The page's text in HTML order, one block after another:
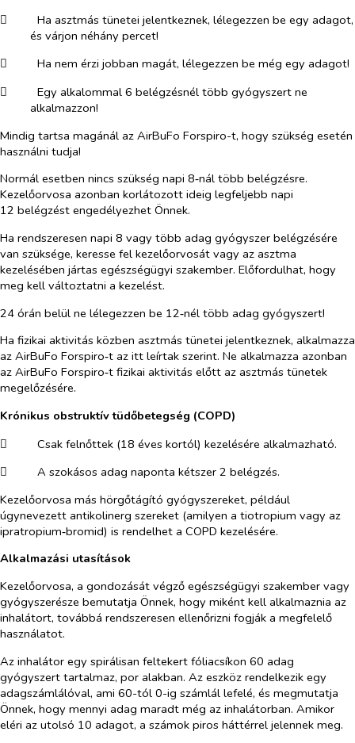
​
Ha asztmás tünetei jelentkeznek, lélegezzen be egy adagot,
és várjon néhány percet!
​
Ha nem érzi jobban magát, lélegezzen be még egy adagot!
​
Egy alkalommal 6 belégzésnél több gyógyszert ne
alkalmazzon!
Mindig tartsa magánál az AirBuFo Forspiro-t, hogy szükség esetén
használni tudja!
Normál esetben nincs szükség napi 8‑nál több belégzésre.
Kezelőorvosa azonban korlátozott ideig legfeljebb napi
12 belégzést engedélyezhet Önnek.
Ha rendszeresen napi 8 vagy több adag gyógyszer belégzésére
van szüksége, keresse fel kezelőorvosát vagy az asztma
kezelésében jártas egészségügyi szakember. Előfordulhat, hogy
meg kell változtatni a kezelést.
24 órán belül ne lélegezzen be 12‑nél több adag gyógyszert!
Ha fizikai aktivitás közben asztmás tünetei jelentkeznek, alkalmazza
az AirBuFo Forspiro‑t az itt leírtak szerint. Ne alkalmazza azonban
az AirBuFo Forspiro‑t fizikai aktivitás előtt az asztmás tünetek
megelőzésére.
Krónikus obstruktív tüdőbetegség (COPD)
​
Csak felnőttek (18 éves kortól) kezelésére alkalmazható.
​
A szokásos adag naponta kétszer 2 belégzés.
Kezelőorvosa más hörgőtágító gyógyszereket, például
úgynevezett antikolinerg szereket (amilyen a tiotropium vagy az
ipratropium‑bromid) is rendelhet a COPD kezelésére.
Alkalmazási utasítások
Kezelőorvosa, a gondozását végző egészségügyi szakember vagy
gyógyszerésze bemutatja Önnek, hogy miként kell alkalmaznia az
inhalátort, továbbá rendszeresen ellenőrizni fogják a megfelelő
használatot.
Az inhalátor egy spirálisan feltekert fóliacsíkon 60 adag
gyógyszert tartalmaz, por alakban. Az eszköz rendelkezik egy
adagszámlálóval, ami 60-tól 0-ig számlál lefelé, és megmutatja
Önnek, hogy mennyi adag maradt még az inhalátorban. Amikor
eléri az utolsó 10 adagot, a számok piros háttérrel jelennek meg.